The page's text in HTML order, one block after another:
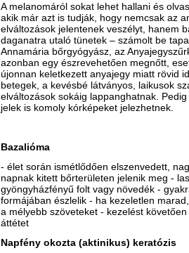
A melanomáról sokat lehet hallani és
akik már azt is tudják, hogy nemcsak az
elváltozások jelentenek veszélyt, hanem
daganatra utaló tünetek – számolt be
Annamária bőrgyógyász, az
azonban egy észrevehetően megnőtt,
újonnan keletkezett anyajegy miatt rövid
betegek, a kevésbé látványos, laikusok
elváltozások sokáig lappanghatnak.
jelek is komoly kórképeket jelezhetnek.
Bazalióma
- élet során ismétlődően elszenvedett,
napnak kitett bőrterületen jelenik meg -
gyöngyházfényű folt vagy növedék -
formájában észlelik - ha kezeletlen
a mélyebb szöveteket - kezelést
áttétet
Napfény okozta (aktinikus) keratózis